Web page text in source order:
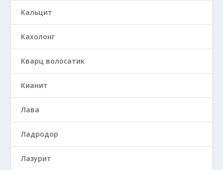
Кальцит
Кахолонг
Кварц волосатик
Кианит
Лава
Ладродор
Лазурит